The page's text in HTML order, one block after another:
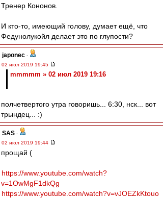
Тренер Кононов.
И кто-то, имеющий голову, думает ещё, что
Федунолукойл делает это по глупости?
japonec -
02 июл 2019 19:45
mmmmm » 02 июл 2019 19:16
полчетвертого утра говоришь... 6:30, нск... вот
трындец... :)
SAS -
02 июл 2019 19:44
прощай (
https://www.youtube.com/watch?
v=1OwMgF1dkQg
https://www.youtube.com/watch?v=vJOEZkKtouo